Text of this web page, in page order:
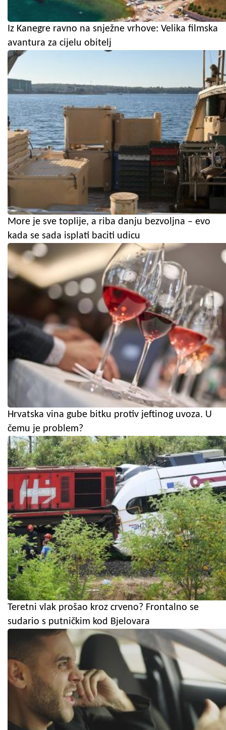
Iz Kanegre ravno na snježne vrhove: Velika filmska
avantura za cijelu obitelj
More je sve toplije, a riba danju bezvoljna – evo
kada se sada isplati baciti udicu
Hrvatska vina gube bitku protiv jeftinog uvoza. U
čemu je problem?
Teretni vlak prošao kroz crveno? Frontalno se
sudario s putničkim kod Bjelovara